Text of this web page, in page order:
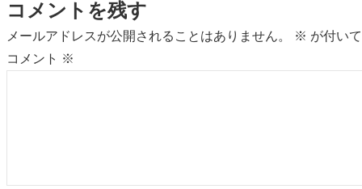
コメントを残す
メールアドレスが公開されることはありません。 ※ が付い
コメント ※